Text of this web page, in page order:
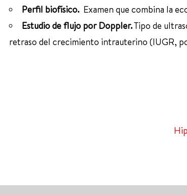
Perfil biofísico. Examen que combina la
Estudio de flujo por Doppler.Tipo de
retraso del crecimiento intrauterino (IUGR,